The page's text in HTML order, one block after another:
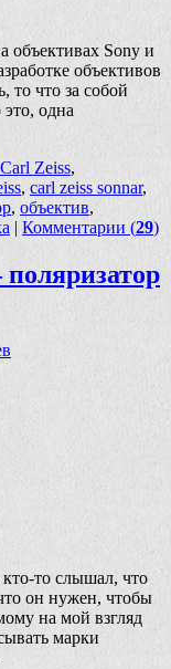
Sony и
объективов
то что за собой
одна
Zeiss,
, carl zeiss sonnar,
, объектив,
| Комментарии (29)
то слышал, что
он нужен, чтобы
на мой взгляд
марки